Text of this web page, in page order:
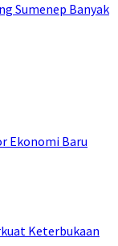
Sumenep Banyak
Ekonomi Baru
Keterbukaan